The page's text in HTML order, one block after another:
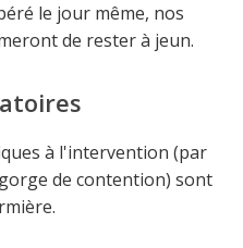
le jour même, nos
de rester à jeun.
à l'intervention (par
de contention) sont